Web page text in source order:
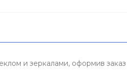
и зеркалами, оформив заказ